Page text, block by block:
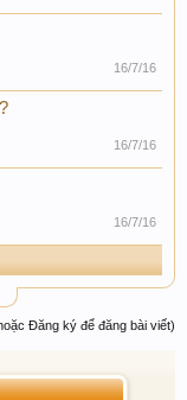
16/7/16
16/7/16
16/7/16
Đăng ký để đăng bài viết)